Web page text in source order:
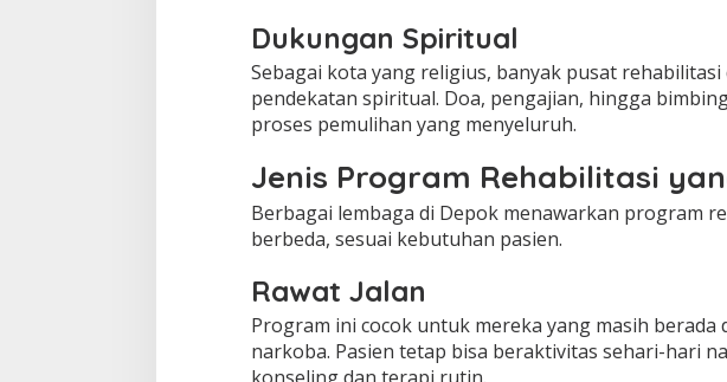
Dukungan Spiritual
Sebagai kota yang religius, banyak pusat
pendekatan spiritual. Doa, pengajian, hingga
proses pemulihan yang menyeluruh.
Jenis Program Rehabilitasi
Berbagai lembaga di Depok menawarkan program
berbeda, sesuai kebutuhan pasien.
Rawat Jalan
Program ini cocok untuk mereka yang masih berada
narkoba. Pasien tetap bisa beraktivitas sehari-hari
konseling dan terapi rutin.